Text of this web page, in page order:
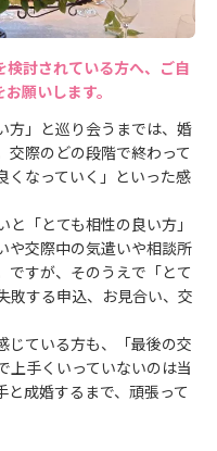
検討されている方へ、ご自
願いします。
方」と巡り会うまでは、婚
交際のどの段階で終わって
くなっていく」といった感
「とても相性の良い方」
や交際中の気遣いや相談所
ですが、そのうえで「とて
敗する申込、お見合い、交
じている方も、「最後の交
上手くいっていないのは当
成婚するまで、頑張って